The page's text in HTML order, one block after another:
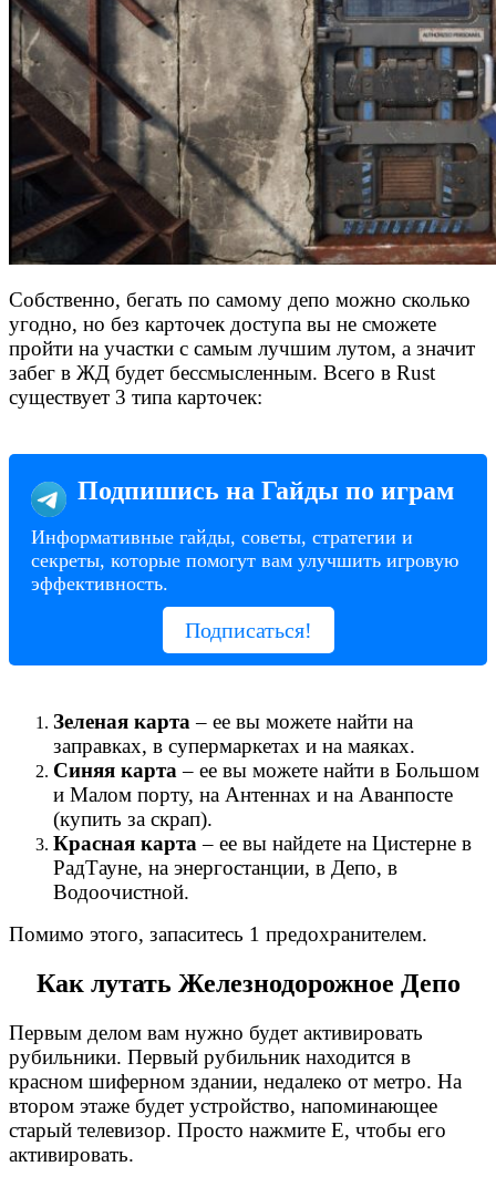
Собственно, бегать по самому депо можно сколько
угодно, но без карточек доступа вы не сможете
пройти на участки с самым лучшим лутом, а значит
забег в ЖД будет бессмысленным. Всего в Rust
существует 3 типа карточек:
Подпишись на Гайды по играм
Информативные гайды, советы, стратегии и
секреты, которые помогут вам улучшить игровую
эффективность.
Подписаться!
Зеленая карта – ее вы можете найти на
заправках, в супермаркетах и на маяках.
Синяя карта – ее вы можете найти в Большом
и Малом порту, на Антеннах и на Аванпосте
(купить за скрап).
Красная карта– ее вы найдете на Цистерне в
РадТауне, на энергостанции, в Депо, в
Водоочистной.
Помимо этого, запаситесь 1 предохранителем.
Как лутать Железнодорожное Депо
Первым делом вам нужно будет активировать
рубильники. Первый рубильник находится в
красном шиферном здании, недалеко от метро. На
втором этаже будет устройство, напоминающее
старый телевизор. Просто нажмите Е, чтобы его
активировать.